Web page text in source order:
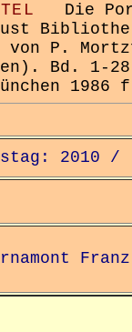
Die
von P.
Bd. 1-
1986
2010 /
Franz